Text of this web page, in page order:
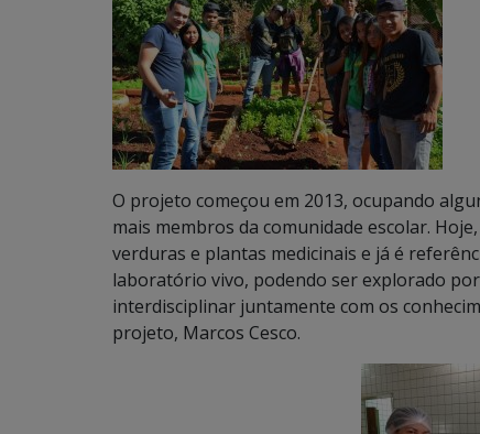
O projeto começou em 2013, ocupando
mais membros da comunidade escolar.
verduras e plantas medicinais e já é
laboratório vivo, podendo ser explorado
interdisciplinar juntamente com os
projeto, Marcos Cesco.